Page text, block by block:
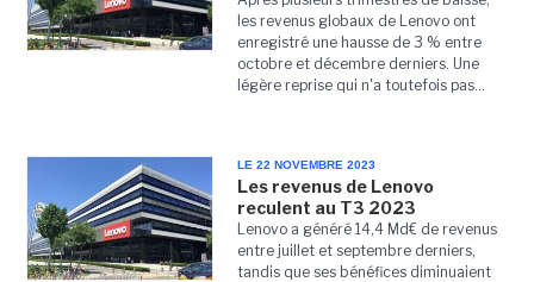
les revenus globaux de Lenovo ont
enregistré une hausse de 3 % entre
octobre et décembre derniers. Une
légère reprise qui n'a toutefois pas...
LE 22 NOVEMBRE 2023
Les revenus de Lenovo
reculent au T3 2023
Lenovo a généré 14,4 Md€ de revenus
entre juillet et septembre derniers,
tandis que ses bénéfices diminuaient